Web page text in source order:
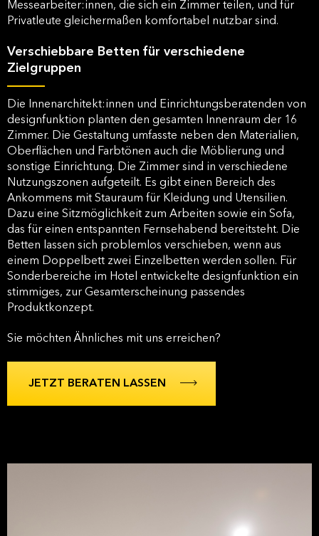
Messearbeiter:innen, die sich ein Zimmer teilen, und für
Privatleute gleichermaßen komfortabel nutzbar sind.
Verschiebbare Betten für verschiedene
Zielgruppen
Die Innenarchitekt:innen und Einrichtungsberatenden von
designfunktion planten den gesamten Innenraum der 16
Zimmer. Die Gestaltung umfasste neben den Materialien,
Oberflächen und Farbtönen auch die Möblierung und
sonstige Einrichtung. Die Zimmer sind in verschiedene
Nutzungszonen aufgeteilt. Es gibt einen Bereich des
Ankommens mit Stauraum für Kleidung und Utensilien.
Dazu eine Sitzmöglichkeit zum Arbeiten sowie ein Sofa,
das für einen entspannten Fernsehabend bereitsteht. Die
Betten lassen sich problemlos verschieben, wenn aus
einem Doppelbett zwei Einzelbetten werden sollen. Für
Sonderbereiche im Hotel entwickelte designfunktion ein
stimmiges, zur Gesamterscheinung passendes
Produktkonzept.
Sie möchten Ähnliches mit uns erreichen?
JETZT BERATEN LASSEN